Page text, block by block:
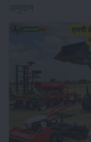
अनुदान